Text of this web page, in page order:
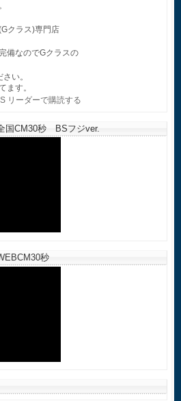
クラス)専門店
備なのでGクラスの
い。
ます。
国CM30秒 BSフジver.
秒